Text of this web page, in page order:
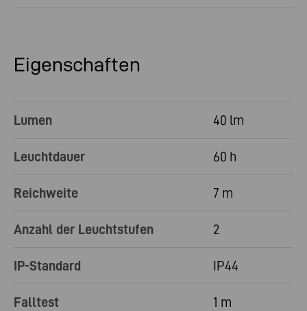
Eigenschaften
Lumen 40 lm
Leuchtdauer 60 h
Reichweite 7 m
Anzahl der Leuchtstufen 2
IP-Standard IP44
Falltest 1 m